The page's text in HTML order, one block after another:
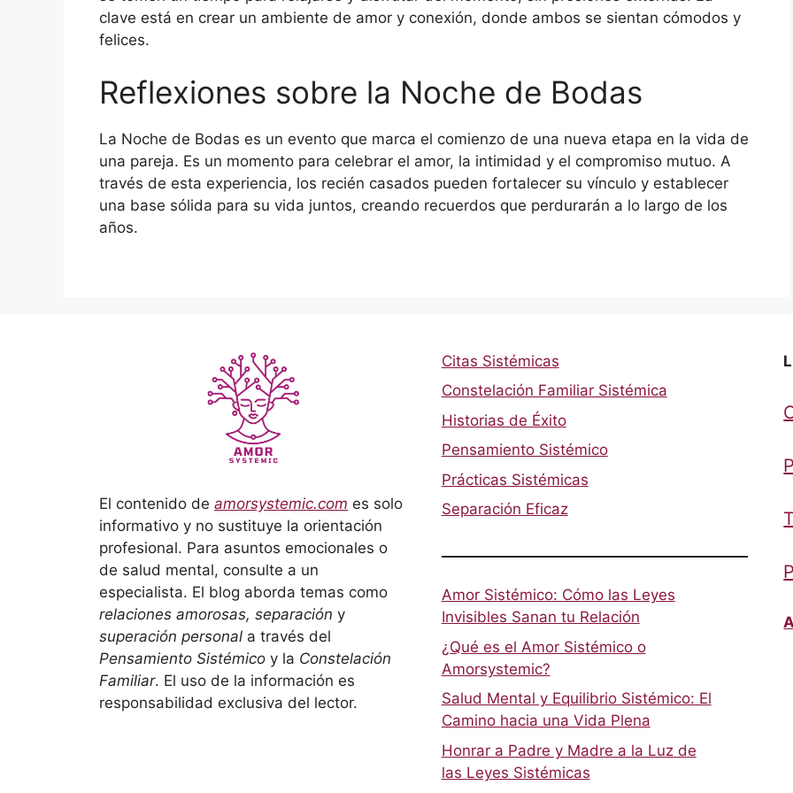
clave está en crear un ambiente de amor y conexión, donde ambos se sientan cómodos y
felices.
Reflexiones sobre la Noche de Bodas
La Noche de Bodas es un evento que marca el comienzo de una nueva etapa en la vida de
una pareja. Es un momento para celebrar el amor, la intimidad y el compromiso mutuo. A
través de esta experiencia, los recién casados pueden fortalecer su vínculo y establecer
una base sólida para su vida juntos, creando recuerdos que perdurarán a lo largo de los
años.
El contenido de amorsystemic.com es solo
informativo y no sustituye la orientación
profesional. Para asuntos emocionales o
de salud mental, consulte a un
especialista. El blog aborda temas como
relaciones amorosas, separación y
superación personal a través del
Pensamiento Sistémico y la Constelación
Familiar. El uso de la información es
responsabilidad exclusiva del lector.
Citas Sistémicas
Constelación Familiar Sistémica
Historias de Éxito
Pensamiento Sistémico
Prácticas Sistémicas
Separación Eficaz
Amor Sistémico: Cómo las Leyes
Invisibles Sanan tu Relación
¿Qué es el Amor Sistémico o
Amorsystemic?
Salud Mental y Equilibrio Sistémico: El
Camino hacia una Vida Plena
Honrar a Padre y Madre a la Luz de
las Leyes Sistémicas